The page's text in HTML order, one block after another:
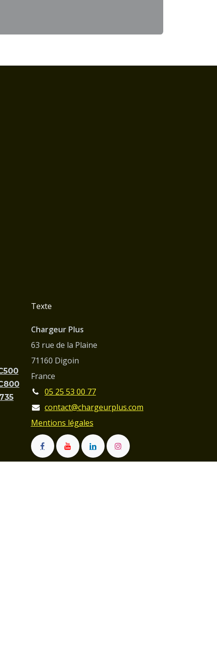
Texte
Chargeur Plus
63 rue de la Plaine
71160 Digoin
France
05 25 53 00 77
contact@chargeurplus.com
Mentions légales